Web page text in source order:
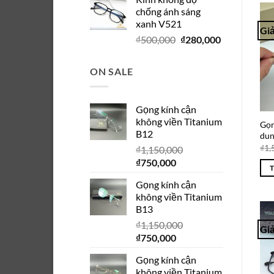
₫280,000.
₫150,000.
chống ánh sáng
xanh V521
₫500,000 Giá
₫280,000Giá
ON SALE
Gọng kính cận
không viền Titanium
B12
₫1,150,000
Giá
là:
₫1,150,000.
₫750,000Giá
tại
là:
Gọng kính cận
không viền Titanium
B13
₫1,150,000
Giá
là:
₫750,000Giá
tại
Gọng kính cận
không viền Titanium
₫